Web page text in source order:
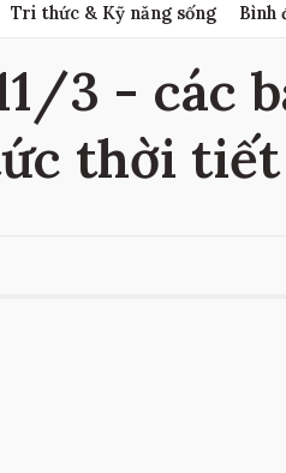
Tri thức & Kỹ năng sống Bình
3 - các
thời tiết